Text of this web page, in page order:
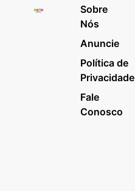
Sobre
Nós
Anuncie
Política de
Privacidade
Fale
Conosco